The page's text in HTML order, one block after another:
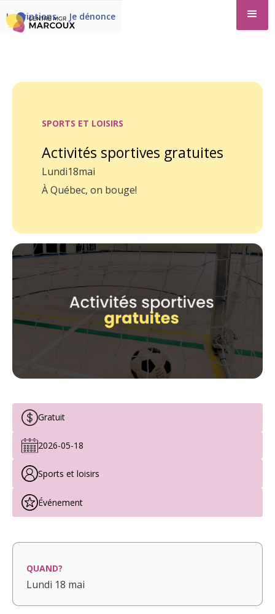
Inscriptions Je dénonce
SPORTS ET LOISIRS
Activités sportives gratuites
Lundi18mai
À Québec, on bouge!
Gratuit
2026-05-18
Sports et loisirs
Événement
QUAND?
Lundi 18 mai